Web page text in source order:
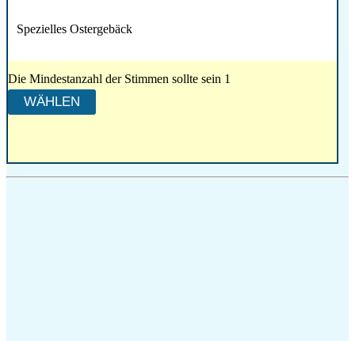
Spezielles Ostergebäck
Die Mindestanzahl der Stimmen sollte sein 1